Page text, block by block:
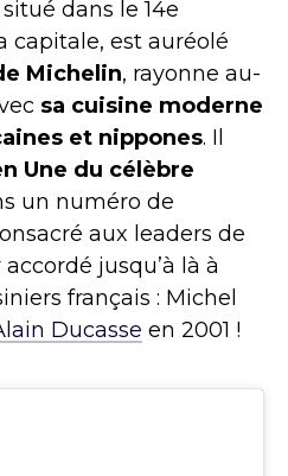
situé dans le 14e
capitale, est auréolé
Michelin, rayonne au-
sa cuisine moderne
et nippones. Il
Une du célèbre
un numéro de
aux leaders de
jusqu’à là à
français : Michel
Ducasse en 2001 !